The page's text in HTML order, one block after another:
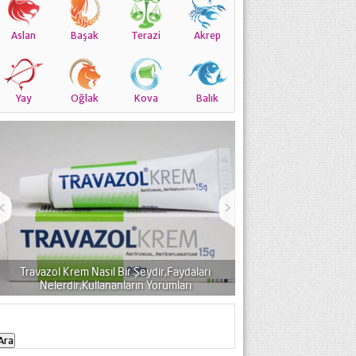
Aslan Başak Terazi Akrep
Yay Oğlak Kova Balık
Travazol Krem Nasıl Bir Şeydir,Faydaları
Nelerdir,Kullananların Yorumları
Etrexin Jel Neye
Arama: